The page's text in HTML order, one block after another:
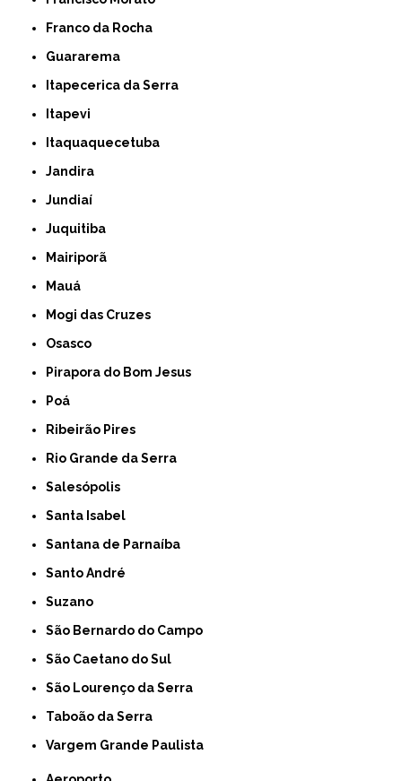
Franco da Rocha
Guararema
Itapecerica da Serra
Itapevi
Itaquaquecetuba
Jandira
Jundiaí
Juquitiba
Mairiporã
Mauá
Mogi das Cruzes
Osasco
Pirapora do Bom Jesus
Poá
Ribeirão Pires
Rio Grande da Serra
Salesópolis
Santa Isabel
Santana de Parnaíba
Santo André
Suzano
São Bernardo do Campo
São Caetano do Sul
São Lourenço da Serra
Taboão da Serra
Vargem Grande Paulista